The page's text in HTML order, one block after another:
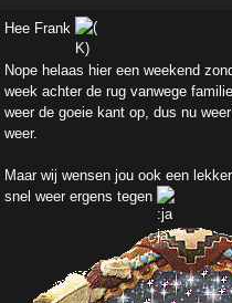
Hee Frank
Nope helaas hier een weekend
week achter de rug vanwege
weer de goeie kant op, dus nu
weer.
Maar wij wensen jou ook een
snel weer ergens tegen